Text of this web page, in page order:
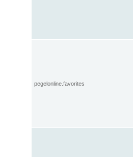
pegelonline.favorites